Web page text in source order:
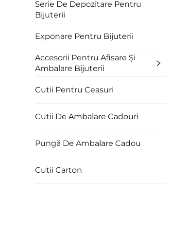
Serie De Depozitare Pentru
Bijuterii
Exponare Pentru Bijuterii
Accesorii Pentru Afisare Și
Ambalare Bijuterii
Cutii Pentru Ceasuri
Cutii De Ambalare Cadouri
Pungă De Ambalare Cadou
Cutii Carton